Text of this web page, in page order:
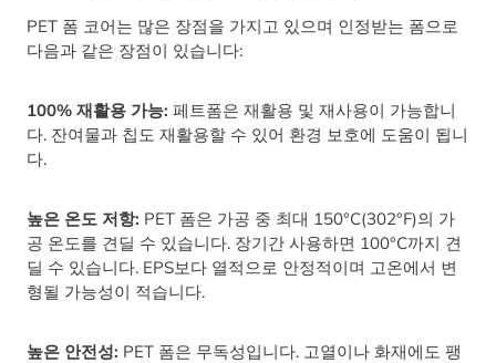
PET 폼 코어는 많은 장점을 가지고 있으며 인정받는 폼으로
다음과 같은 장점이 있습니다:
100% 재활용 가능: 페트폼은 재활용 및 재사용이 가능합니
다. 잔여물과 칩도 재활용할 수 있어 환경 보호에 도움이 됩니
다.
높은 온도 저항: PET 폼은 가공 중 최대 150°C(302°F)의 가
공 온도를 견딜 수 있습니다. 장기간 사용하면 100°C까지 견
딜 수 있습니다. EPS보다 열적으로 안정적이며 고온에서 변
형될 가능성이 적습니다.
높은 안전성: PET 폼은 무독성입니다. 고열이나 화재에도 팽